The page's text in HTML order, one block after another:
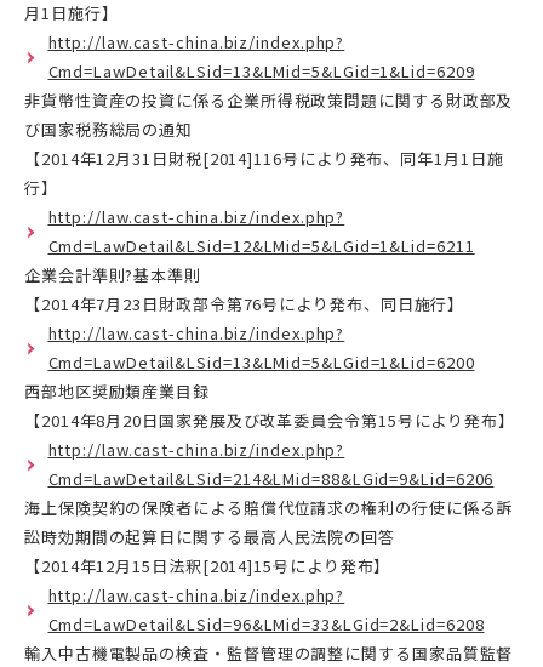
月1日施行】
http://law.cast-china.biz/index.php?
Cmd=LawDetail&LSid=13&LMid=5&LGid=1&Lid=6209
非貨幣性資産の投資に係る企業所得税政策問題に関する財政部及
び国家税務総局の通知
【2014年12月31日財税[2014]116号により発布、同年1月1日施
行】
http://law.cast-china.biz/index.php?
Cmd=LawDetail&LSid=12&LMid=5&LGid=1&Lid=6211
企業会計準則?基本準則
【2014年7月23日財政部令第76号により発布、同日施行】
http://law.cast-china.biz/index.php?
Cmd=LawDetail&LSid=13&LMid=5&LGid=1&Lid=6200
西部地区奨励類産業目録
【2014年8月20日国家発展及び改革委員会令第15号により発布】
http://law.cast-china.biz/index.php?
Cmd=LawDetail&LSid=214&LMid=88&LGid=9&Lid=6206
海上保険契約の保険者による賠償代位請求の権利の行使に係る訴
訟時効期間の起算日に関する最高人民法院の回答
【2014年12月15日法釈[2014]15号により発布】
http://law.cast-china.biz/index.php?
Cmd=LawDetail&LSid=96&LMid=33&LGid=2&Lid=6208
輸入中古機電製品の検査・監督管理の調整に関する国家品質監督